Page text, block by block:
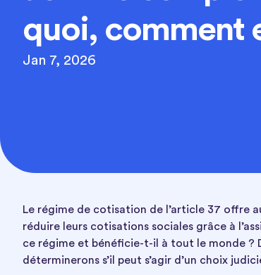
quoi, comment
Jan 7, 2026
Le régime de cotisation de l’article 37 offre
réduire leurs cotisations sociales grâce à
ce régime et bénéficie-t-il à tout le monde ?
déterminerons s’il peut s’agir d’un choix